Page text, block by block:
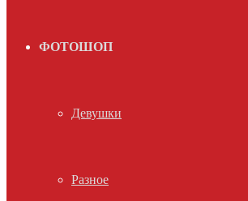
ФОТОШОП
Девушки
Разное